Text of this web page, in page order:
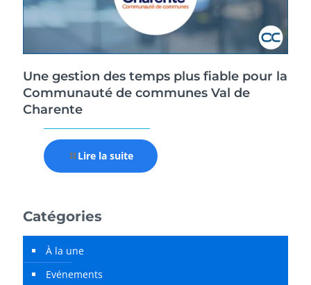
Une gestion des temps plus fiable pour la
Communauté de communes Val de
Charente
Lire la suite
Catégories
À la une
Evénements